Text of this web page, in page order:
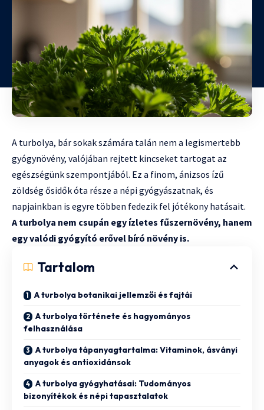
A turbolya, bár sokak számára talán nem a legismertebb
gyógynövény, valójában rejtett kincseket tartogat az
egészségünk szempontjából. Ez a finom, ánizsos ízű
zöldség ősidők óta része a népi gyógyászatnak, és
napjainkban is egyre többen fedezik fel jótékony hatásait.
A turbolya nem csupán egy ízletes fűszernövény, hanem
egy valódi gyógyító erővel bíró növény is.
Tartalom
A turbolya botanikai jellemzői és fajtái
A turbolya története és hagyományos
felhasználása
A turbolya tápanyagtartalma: Vitaminok, ásványi
anyagok és antioxidánsok
A turbolya gyógyhatásai: Tudományos
bizonyítékok és népi tapasztalatok